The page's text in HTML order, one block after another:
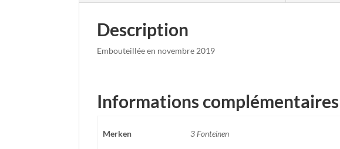
Description
Embouteillée en novembre 2019
Informations complémentaires
Merken 3 Fonteinen